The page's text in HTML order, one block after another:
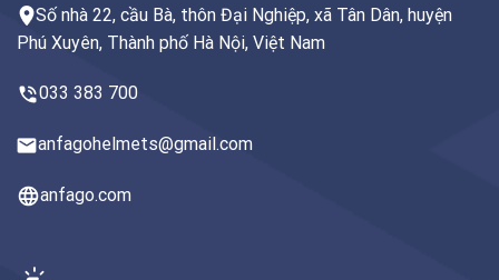
Số nhà 22, cầu Bà, thôn Đại Nghiệp, xã Tân Dân, huyện
Phú Xuyên, Thành phố Hà Nội, Việt Nam
033 383 700
anfagohelmets@gmail.com
anfago.com